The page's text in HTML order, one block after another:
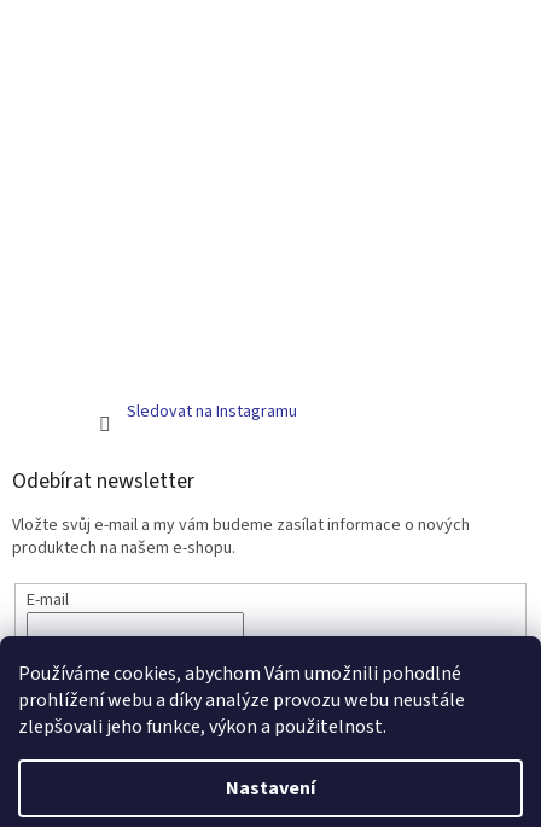
Používáme cookies, abychom Vám umožnili pohodlné
prohlížení webu a díky analýze provozu webu neustále
zlepšovali jeho funkce, výkon a použitelnost.
Nastavení
Sledovat na Instagramu
Odebírat newsletter
Vložte svůj e-mail a my vám budeme zasílat informace o nových
produktech na našem e-shopu.
E-mail
PŘIHLÁSIT SE